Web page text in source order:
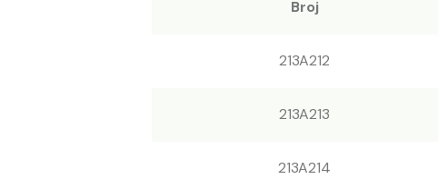
Broj
213A212
213A213
213A214